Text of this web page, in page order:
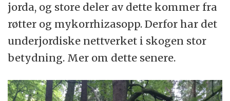
jorda, og store deler av dette kommer fra
røtter og mykorrhizasopp. Derfor har det
underjordiske nettverket i skogen stor
betydning. Mer om dette senere.